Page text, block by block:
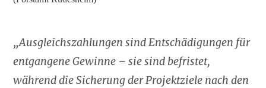
„Ausgleichszahlungen sind Entschädigungen für
entgangene Gewinne – sie sind befristet,
während die Sicherung der Projektziele nach den